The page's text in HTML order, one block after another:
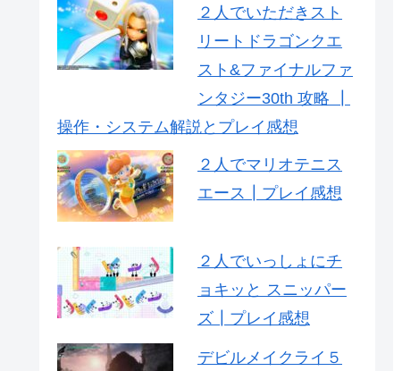
２人でいただきスト
リートドラゴンクエ
スト&ファイナルファ
ンタジー30th 攻略 ┃
操作・システム解説とプレイ感想
２人でマリオテニス
エース┃プレイ感想
２人でいっしょにチ
ョキッと スニッパー
ズ┃プレイ感想
デビルメイクライ５